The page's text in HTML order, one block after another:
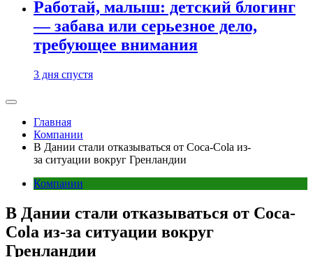
Работай, малыш: детский блогинг
— забава или серьезное дело,
требующее внимания
3 дня спустя
Главная
Компании
В Дании стали отказываться от Coca-Cola из-
за ситуации вокруг Гренландии
Компании
В Дании стали отказываться от Coca-
Cola из-за ситуации вокруг
Гренландии